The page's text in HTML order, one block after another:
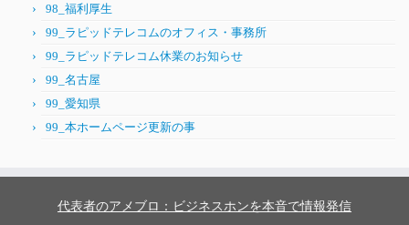
98_福利厚生
99_ラピッドテレコムのオフィス・事務所
99_ラピッドテレコム休業のお知らせ
99_名古屋
99_愛知県
99_本ホームページ更新の事
代表者のアメブロ：ビジネスホンを本音で情報発信